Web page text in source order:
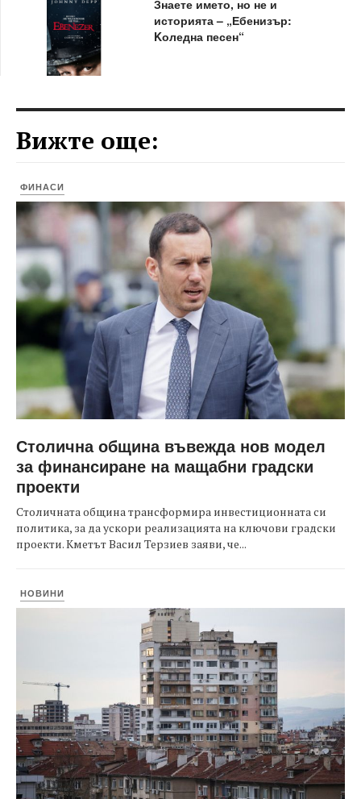
Знаете името, но не и
историята – „Ебенизър:
Kоледна песен“
Вижте още:
ФИНАСИ
Столична община въвежда нов модел
за финансиране на мащабни градски
проекти
Столичната община трансформира инвестиционната си
политика, за да ускори реализацията на ключови градски
проекти. Кметът Васил Терзиев заяви, че...
НОВИНИ